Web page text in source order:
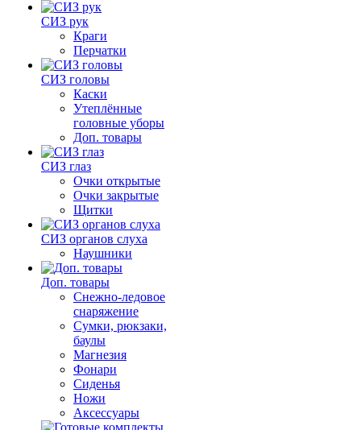
СИЗ рук
Краги
Перчатки
СИЗ головы
Каски
Утеплённые
головные уборы
Доп. товары
СИЗ глаз
Очки открытые
Очки закрытые
Щитки
СИЗ органов слуха
Наушники
Доп. товары
Снежно-ледовое
снаряжение
Сумки, рюкзаки,
баулы
Магнезия
Фонари
Сиденья
Ножи
Аксессуары